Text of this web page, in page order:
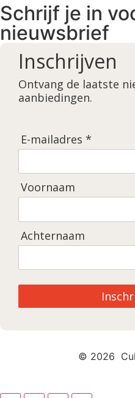
Schrijf je in
nieuwsbrief
Inschrijven
Ontvang de laatste
aanbiedingen.
E-mailadres *
Voornaam
Achternaam
© 2026